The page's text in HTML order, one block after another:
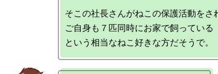
そこの社長さんがねこの保護活動をさ
ご自身も７匹同時にお家で飼っている